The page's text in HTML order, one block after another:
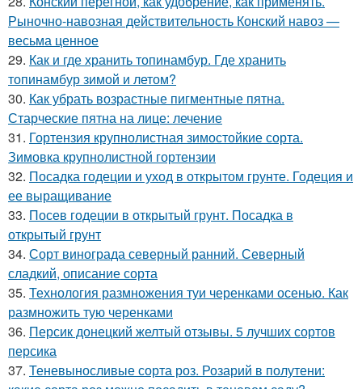
Рыночно-навозная действительность Конский навоз —
весьма ценное
29. Как и где хранить топинамбур. Где хранить
топинамбур зимой и летом?
30. Как убрать возрастные пигментные пятна.
Старческие пятна на лице: лечение
31. Гортензия крупнолистная зимостойкие сорта.
Зимовка крупнолистной гортензии
32. Посадка годеции и уход в открытом грунте. Годеция и
ее выращивание
33. Посев годеции в открытый грунт. Посадка в
открытый грунт
34. Сорт винограда северный ранний. Северный
сладкий, описание сорта
35. Технология размножения туи черенками осенью. Как
размножить тую черенками
36. Персик донецкий желтый отзывы. 5 лучших сортов
персика
37. Теневыносливые сорта роз. Розарий в полутени: